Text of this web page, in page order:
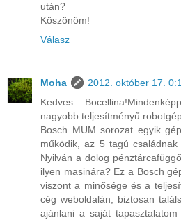
után?
Köszönöm!
Válasz
Moha
2012. október 17.
Kedves
nagyobb teljesítményű
Bosch MUM sorozat egyik
működik, az 5 tagú
Nyilván a dolog
ilyen masinára? Ez a Bosch
viszont a minősége és a
cég weboldalán, biztosan
ajánlani a saját